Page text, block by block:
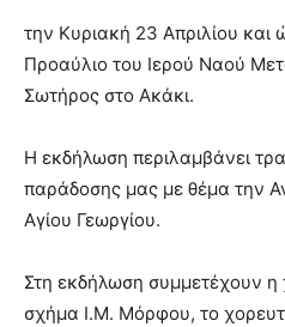
την Κυριακή 23 Απριλίου και
Προαύλιο του Ιερού Ναού
Σωτήρος στο Ακάκι.
Η εκδήλωση περιλαμβάνει
παράδοσης μας με θέμα την
Αγίου Γεωργίου.
Στη εκδήλωση συμμετέχουν η
σχήμα Ι.Μ. Μόρφου, το